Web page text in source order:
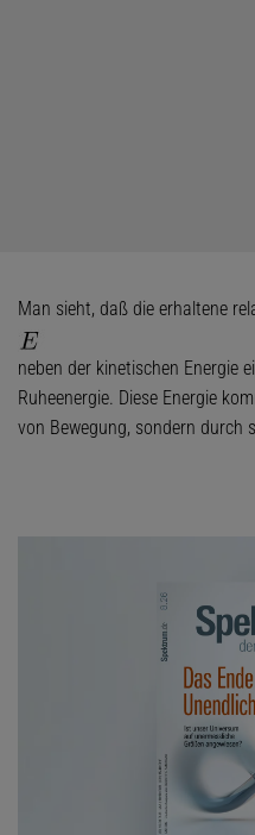
Man sieht, daß die erhaltene
neben der kinetischen Energie
Ruheenergie. Diese Energie
von Bewegung, sondern durch